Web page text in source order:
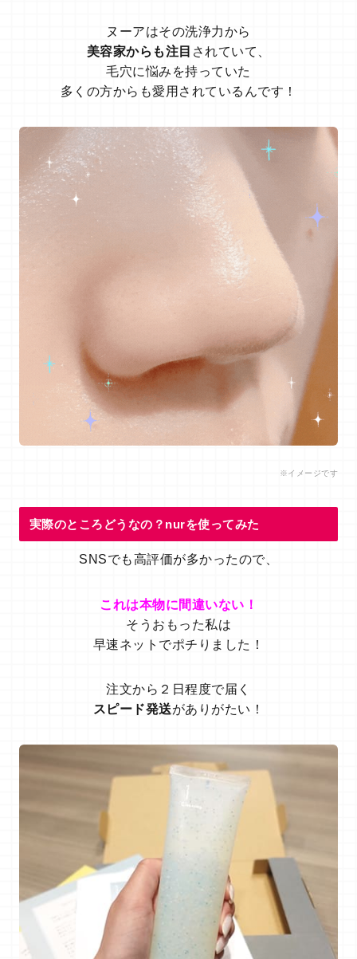
ヌーアはその洗浄力から
美容家からも注目 されていて、
毛穴に悩みを持っていた
多くの方からも愛用されているんです！
※イメージです
実際のところどうなの？nurを使ってみた
SNSでも高評価が多かったので、
これは本物に間違いない！
そうおもった私は
早速ネットでポチりました！
注文から２日程度で届く
スピード発送がありがたい！